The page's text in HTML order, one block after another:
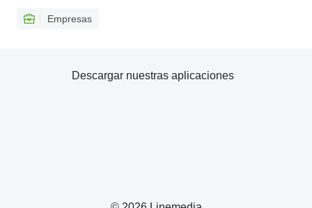
Empresas
Descargar nuestras aplicaciones